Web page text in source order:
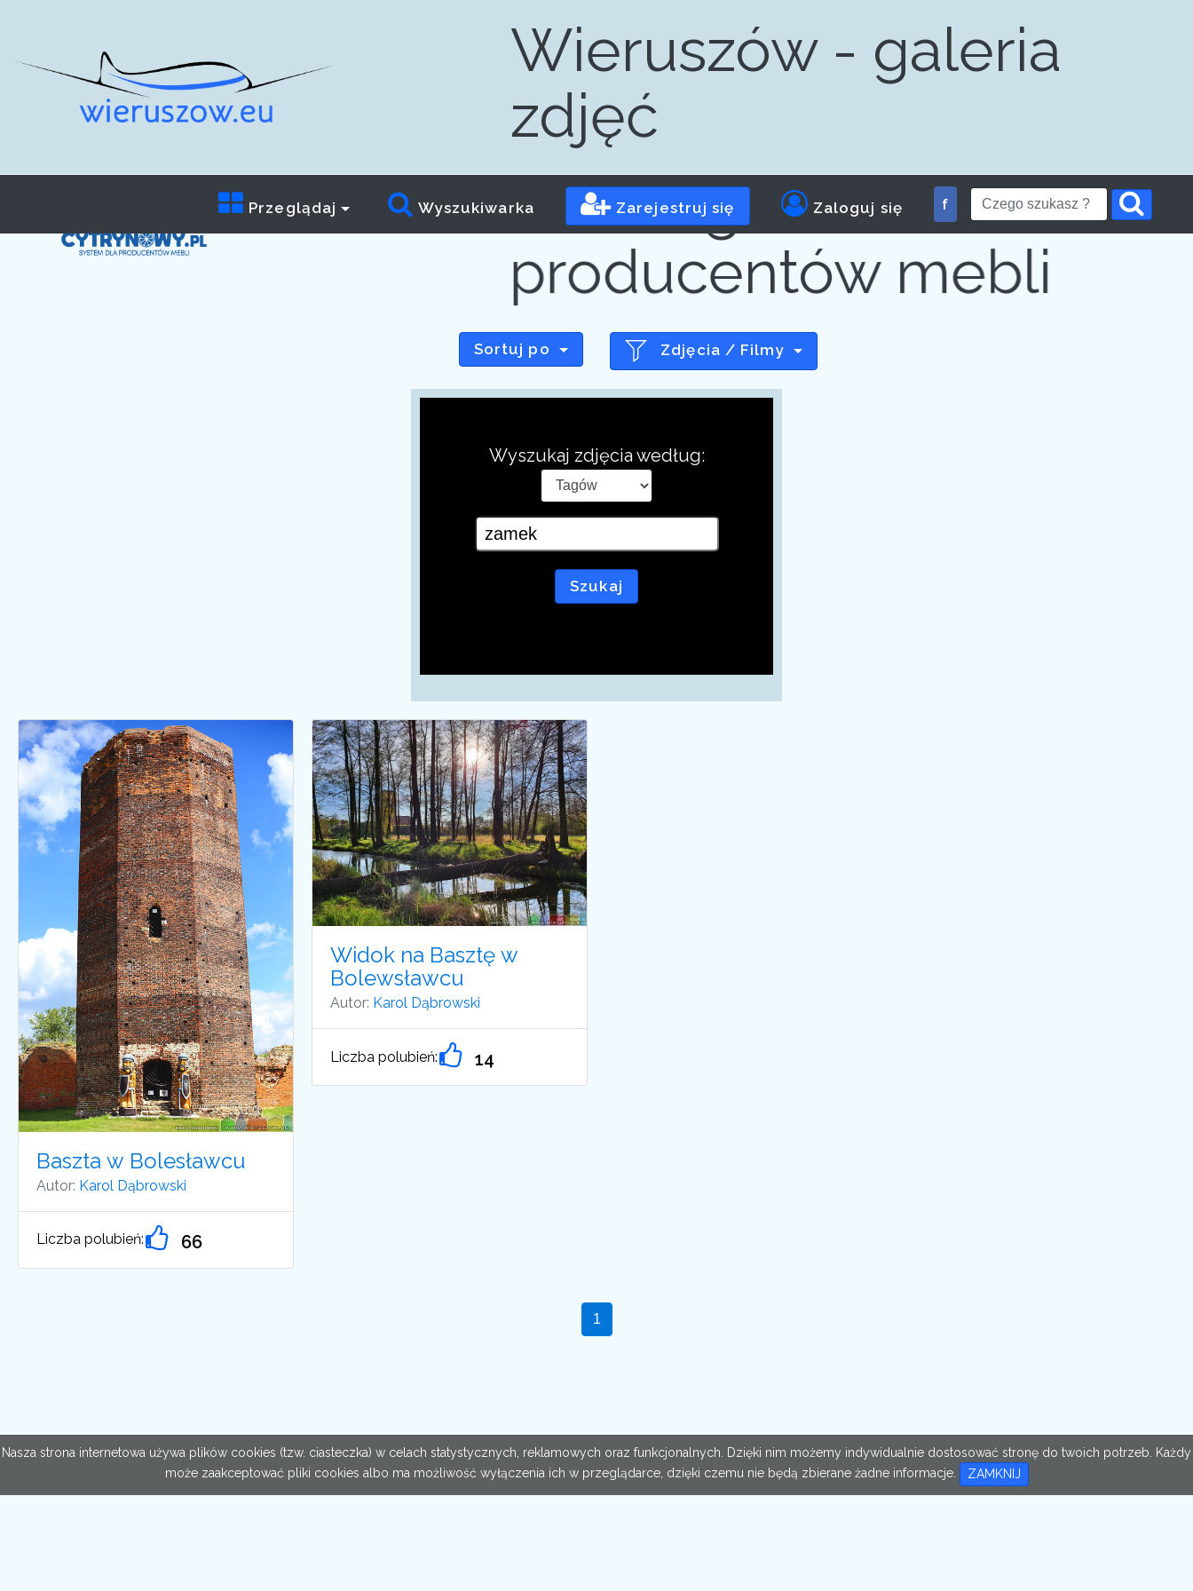
Wieruszów - galeria
zdjęć
Przeglądaj Wyszukiwarka Zarejestruj się Zaloguj się f
Program dla
producentów mebli
Sortuj po Zdjęcia / Filmy
Wyszukaj zdjęcia według:
Szukaj
Baszta w Bolesławcu
Autor: Karol Dąbrowski
Liczba polubień: 66
Widok na Basztę w
Bolewsławcu
Autor: Karol Dąbrowski
Liczba polubień: 14
Nasza strona internetowa używa plików cookies (tzw. ciasteczka) w celach statystycznych, reklamowych oraz funkcjonalnych. Dzięki nim możemy indywidualnie dostosować stronę do twoich potrzeb. Każdy
może zaakceptować pliki cookies albo ma możliwość wyłączenia ich w przeglądarce, dzięki czemu nie będą zbierane żadne informacje.
ZAMKNIJ